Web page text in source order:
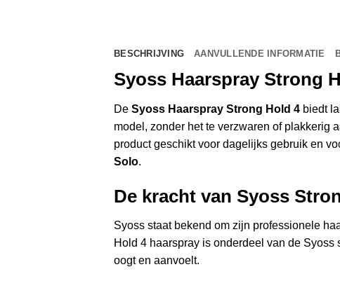
BESCHRIJVING AANVULLENDE INFORMATIE
Syoss Haarspray Strong
De Syoss Haarspray Strong Hold 4 biedt
model, zonder het te verzwaren of plakkerig
product geschikt voor dagelijks gebruik en
Solo.
De kracht van Syoss
Syoss staat bekend om zijn professionele
Hold 4 haarspray is onderdeel van de
oogt en aanvoelt.